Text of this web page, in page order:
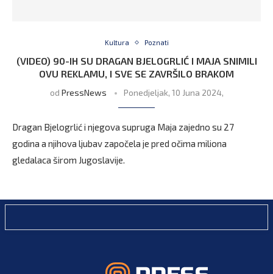
Kultura Poznati
(VIDEO) 90-IH SU DRAGAN BJELOGRLIĆ I MAJA SNIMILI
OVU REKLAMU, I SVE SE ZAVRŠILO BRAKOM
od PressNews Ponedjeljak, 10 Juna 2024,
Dragan Bjelogrlić i njegova supruga Maja zajedno su 27
godina a njihova ljubav započela je pred očima miliona
gledalaca širom Jugoslavije.